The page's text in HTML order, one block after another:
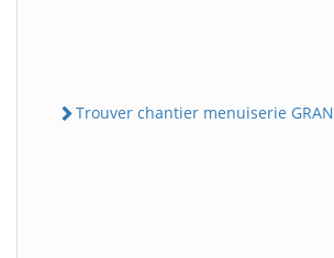
Trouver chantier menuiserie